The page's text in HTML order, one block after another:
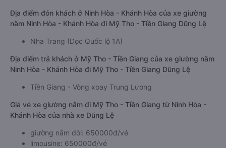
Địa điểm đón khách ở Ninh Hòa - Khánh Hòa của xe giường
nằm Ninh Hòa - Khánh Hòa đi Mỹ Tho - Tiền Giang Dũng Lệ
Nha Trang (Dọc Quốc lộ 1A)
Địa điểm trả khách ở Mỹ Tho - Tiền Giang của xe giường nằm
Ninh Hòa - Khánh Hòa đi Mỹ Tho - Tiền Giang Dũng Lệ
Tiền Giang - Vòng xoay Trung Lương
Giá vé xe giường nằm đi Mỹ Tho - Tiền Giang từ Ninh Hòa -
Khánh Hòa của nhà xe Dũng Lệ
giường nằm đôi: 650000đ/vé
limousine: 650000đ/vé